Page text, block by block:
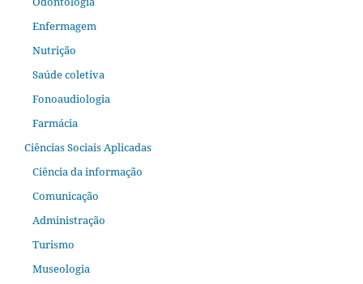
Enfermagem
Nutrição
Saúde coletiva
Fonoaudiologia
Farmácia
Ciências Sociais Aplicadas
Ciência da informação
Comunicação
Administração
Turismo
Museologia